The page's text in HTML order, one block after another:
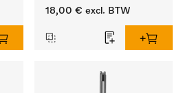
lengte 185 mm, 1 stuk
18,00 € excl. BTW